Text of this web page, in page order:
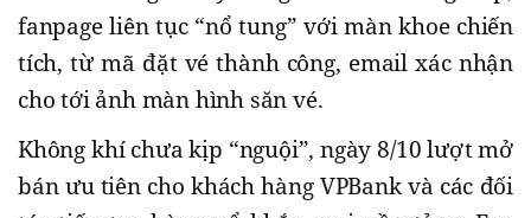
fanpage liên tục “nổ tung” với màn khoe chiến
tích, từ mã đặt vé thành công, email xác nhận
cho tới ảnh màn hình săn vé.
Không khí chưa kịp “nguội”, ngày 8/10 lượt mở
bán ưu tiên cho khách hàng VPBank và các đối